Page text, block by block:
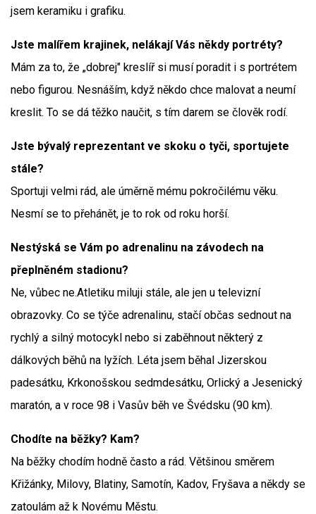
jsem keramiku i grafiku.
Jste malířem krajinek, nelákají Vás někdy portréty?
Mám za to, že „dobrej" kreslíř si musí poradit i s portrétem
nebo figurou. Nesnáším, když někdo chce malovat a neumí
kreslit. To se dá těžko naučit, s tím darem se člověk rodí.
Jste bývalý reprezentant ve skoku o tyči, sportujete
stále?
Sportuji velmi rád, ale úměrně mému pokročilému věku.
Nesmí se to přehánět, je to rok od roku horší.
Nestýská se Vám po adrenalinu na závodech na
přeplněném stadionu?
Ne, vůbec ne.Atletiku miluji stále, ale jen u televizní
obrazovky. Co se týče adrenalinu, stačí občas sednout na
rychlý a silný motocykl nebo si zaběhnout některý z
dálkových běhů na lyžích. Léta jsem běhal Jizerskou
padesátku, Krkonošskou sedmdesátku, Orlický a Jesenický
maratón, a v roce 98 i Vasův běh ve Švédsku (90 km).
Chodíte na běžky? Kam?
Na běžky chodím hodně často a rád. Většinou směrem
Křižánky, Milovy, Blatiny, Samotín, Kadov, Fryšava a někdy se
zatoulám až k Novému Městu.